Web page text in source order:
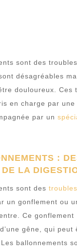
sont des
désagréables
douloureux. Ces
en charge par une
par un
:
LA
sont des
un gonflement ou
Ce gonflement
gêne, qui peut
ballonnements